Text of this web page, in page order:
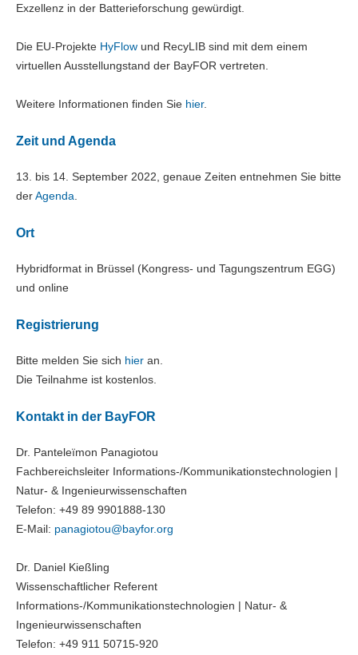
Exzellenz in der Batterieforschung gewürdigt.
Die EU-Projekte HyFlow und RecyLIB sind mit dem einem
virtuellen Ausstellungstand der BayFOR vertreten.
Weitere Informationen finden Sie hier.
Zeit und Agenda
13. bis 14. September 2022, genaue Zeiten entnehmen Sie bitte
derAgenda
Ort
Hybridformat in Brüssel (Kongress- und Tagungszentrum EGG)
und online
Registrierung
Bitte melden Sie sich hier an.
Die Teilnahme ist kostenlos.
Kontakt in der BayFOR
Dr. Panteleïmon Panagiotou
Fachbereichsleiter Informations-/Kommunikationstechnologien |
Natur- & Ingenieurwissenschaften
Telefon: +49 89 9901888-130
E-Mail: panagiotou@bayfor.org
Dr. Daniel Kießling
Wissenschaftlicher Referent
Informations-/Kommunikationstechnologien | Natur- &
Ingenieurwissenschaften
Telefon: +49 911 50715-920